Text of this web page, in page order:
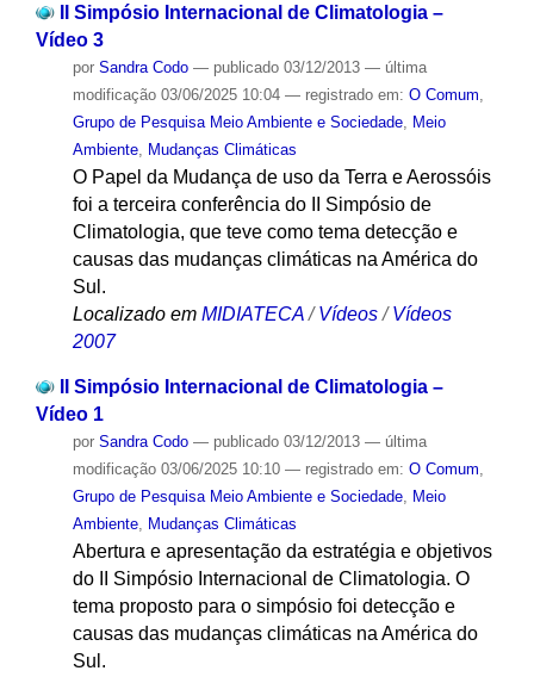
II Simpósio Internacional de Climatologia –
Vídeo 3
por Sandra Codo — publicado03/12/2013 — última
modificação03/06/2025 10:04 — registrado em: O Comum
Grupo de Pesquisa Meio Ambiente e Sociedade, Meio
Ambiente, Mudanças Climáticas
O Papel da Mudança de uso da Terra e Aerossóis
foi a terceira conferência do II Simpósio de
Climatologia, que teve como tema detecção e
causas das mudanças climáticas na América do
Sul.
Localizado em MIDIATECA /Vídeos /Vídeos
2007
II Simpósio Internacional de Climatologia –
Vídeo 1
por Sandra Codo — publicado03/12/2013 — última
modificação03/06/2025 10:10 — registrado em: O Comum,
Grupo de Pesquisa Meio Ambiente e Sociedade, Meio
Ambiente, Mudanças Climáticas
Abertura e apresentação da estratégia e objetivos
do II Simpósio Internacional de Climatologia. O
tema proposto para o simpósio foi detecção e
causas das mudanças climáticas na América do
Sul.